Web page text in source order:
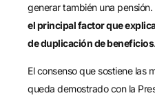
generar también una pensión.
el principal factor que
de duplicación de beneficios.
El consenso que sostiene las
queda demostrado con la